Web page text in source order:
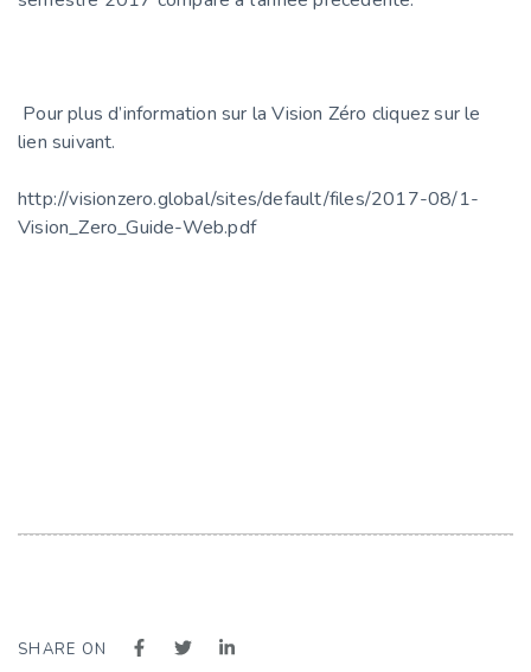
Pour plus d’information sur la Vision Zéro cliquez sur le
lien suivant.
http://visionzero.global/sites/default/files/2017-08/1-
Vision_Zero_Guide-Web.pdf
SHARE ON